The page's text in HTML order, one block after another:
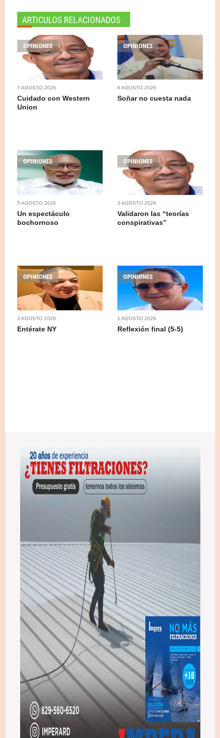
ARTICULOS RELACIONADOS
OPINIONES
7 AGOSTO 2026
Cuidado con Western
Union
OPINIONES
6 AGOSTO 2026
Soñar no cuesta nada
OPINIONES
5 AGOSTO 2026
Un espectáculo
bochornoso
OPINIONES
3 AGOSTO 2026
Validaron las “teorías
conspirativas”
OPINIONES
3 AGOSTO 2026
Entérate NY
OPINIONES
1 AGOSTO 2026
Reflexión final (5-5)